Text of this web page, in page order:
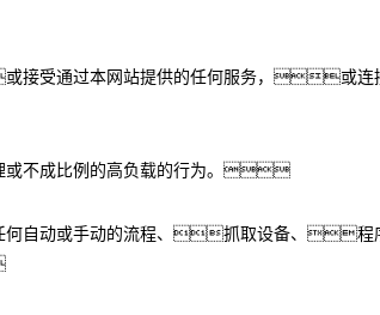
受通过本网站提供的任何服务，或连
或不成比例的高负载的行为。
任何自动或手动的流程、抓取设备、